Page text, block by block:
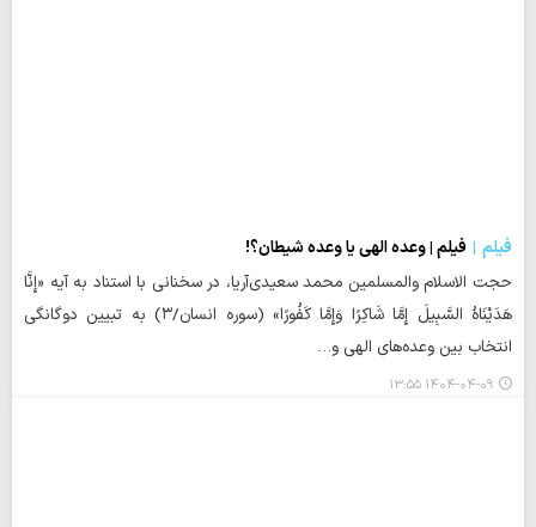
فیلم
فیلم | وعده الهی یا وعده شیطان؟!
حجت الاسلام والمسلمین محمد سعیدی‌آریا، در سخنانی با استناد به آیه «إِنَّا
هَدَیْنَاهُ السَّبِیلَ إِمَّا شَاکِرًا وَإِمَّا کَفُورًا» (سوره انسان/۳) به تبیین دوگانگی
انتخاب بین وعده‌های الهی و…
۱۴۰۴-۰۴-۰۹ ۱۳:۵۵